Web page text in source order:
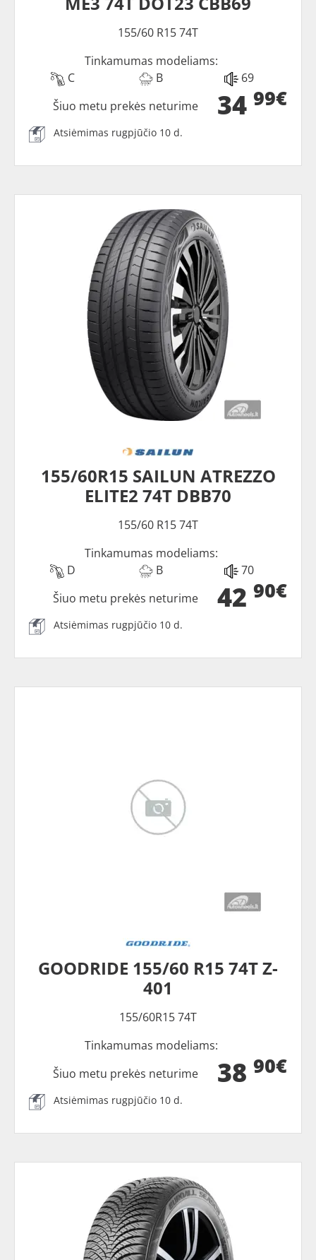
155/60 R15 74T
Tinkamumas modeliams:
C
B 69
34 99€
Šiuo metu prekės neturime
Atsiėmimas rugpjūčio 10 d.
155/60R15 SAILUN ATREZZO
ELITE2 74T DBB70
155/60 R15 74T
Tinkamumas modeliams:
D
B 70
42 90€
Šiuo metu prekės neturime
Atsiėmimas rugpjūčio 10 d.
GOODRIDE 155/60 R15 74T Z-
401
155/60R15 74T
Tinkamumas modeliams:
38 90€
Šiuo metu prekės neturime
Atsiėmimas rugpjūčio 10 d.